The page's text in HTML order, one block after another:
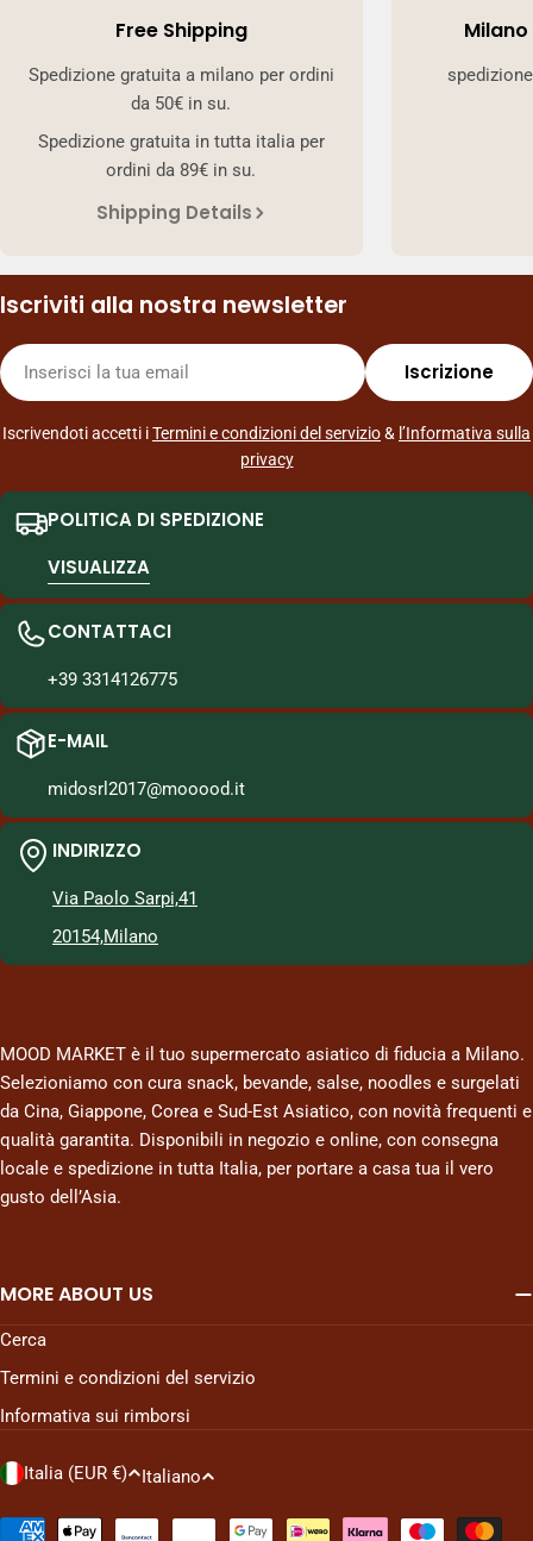
Free Shipping
Spedizione gratuita a milano per ordini
da 50€ in su.
Spedizione gratuita in tutta italia per
ordini da 89€ in su.
Shipping Details
Iscriviti alla nostra newsletter
E-
mail
Iscrizione
Iscrivendoti accetti iTermini e condizioni del servizio& l’Informativa sulla
privacy
POLITICA DI SPEDIZIONE
VISUALIZZA
CONTATTACI
+39 3314126775
E-MAIL
midosrl2017@mooood.it
INDIRIZZO
Via Paolo Sarpi,41
20154,Milano
MOOD MARKET è il tuo supermercato asiatico di fiducia a Milano.
Selezioniamo con cura snack, bevande, salse, noodles e surgelati
da Cina, Giappone, Corea e Sud-Est Asiatico, con novità frequenti e
qualità garantita. Disponibili in negozio e online, con consegna
locale e spedizione in tutta Italia, per portare a casa tua il vero
gusto dell’Asia.
MORE ABOUT US
Cerca
Termini e condizioni del servizio
Informativa sui rimborsi
P
Italia (EUR €)
L
Italiano
Metodi